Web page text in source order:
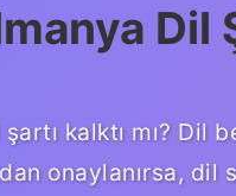
Dil
kalktı mı? Dil
onaylanırsa, dil